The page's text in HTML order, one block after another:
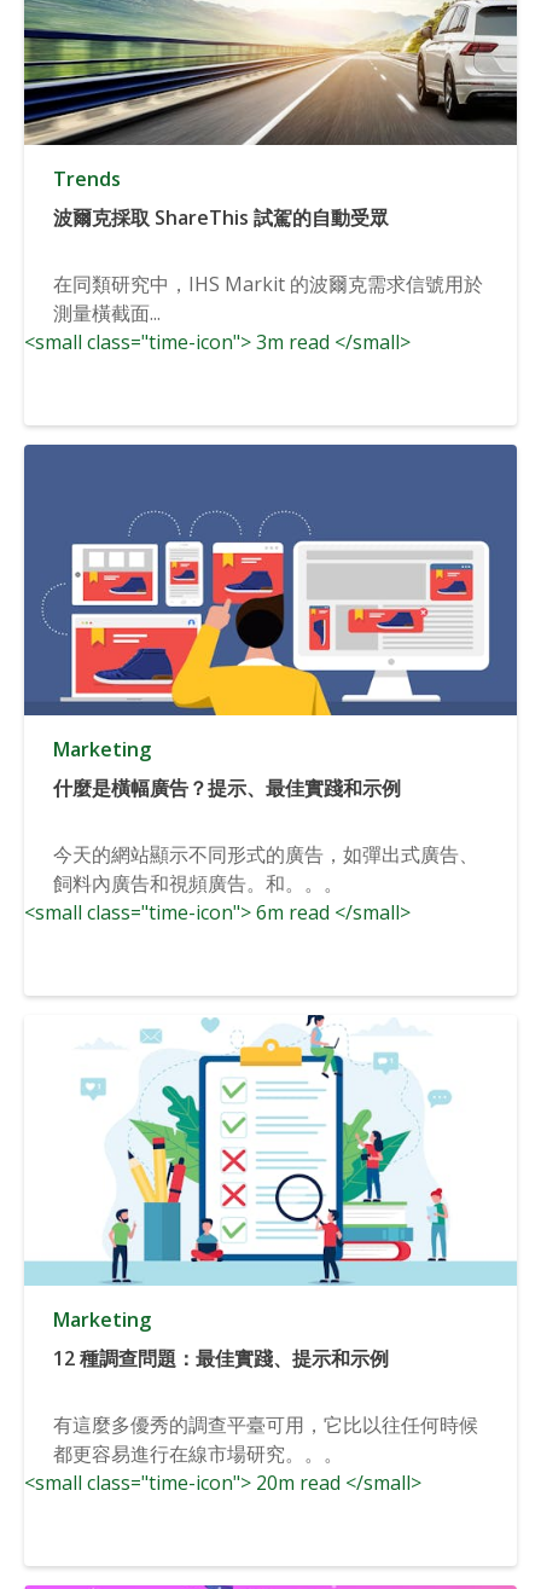
Trends
波爾克採取 ShareThis 試駕的自動受眾
在同類研究中，IHS Markit 的波爾克需求信號用於
測量橫截面...
<small class="time-icon"> 3m read </small>
Marketing
什麼是橫幅廣告？提示、最佳實踐和示例
今天的網站顯示不同形式的廣告，如彈出式廣告、
飼料內廣告和視頻廣告。和。。。
<small class="time-icon"> 6m read </small>
Marketing
12 種調查問題：最佳實踐、提示和示例
有這麼多優秀的調查平臺可用，它比以往任何時候
都更容易進行在線市場研究。。。
<small class="time-icon"> 20m read </small>